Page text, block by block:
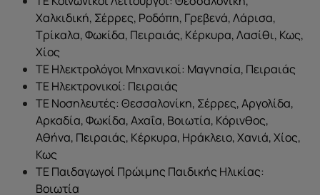
Χαλκιδική, Σέρρες, Ροδόπη, Γρεβενά, Λάρισα,
Τρίκαλα, Φωκίδα, Πειραιάς, Κέρκυρα, Λασίθι, Κως,
Χίος
ΤΕ Ηλεκτρολόγοι Μηχανικοί: Μαγνησία, Πειραιάς
ΤΕ Ηλεκτρονικοί: Πειραιάς
ΤΕ Νοσηλευτές: Θεσσαλονίκη, Σέρρες, Αργολίδα,
Αρκαδία, Φωκίδα, Αχαΐα, Βοιωτία, Κόρινθος,
Αθήνα, Πειραιάς, Κέρκυρα, Ηράκλειο, Χανιά, Χίος,
Κως
ΤΕ Παιδαγωγοί Πρώιμης Παιδικής Ηλικίας:
Βοιωτία